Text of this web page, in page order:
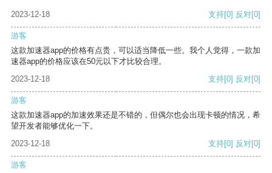
2023-12-18 支持[0] 反对[0]
游客
这款加速器app的价格有点贵，可以适当降低一些。我个人觉得，一款加
速器app的价格应该在50元以下才比较合理。
2023-12-18
支持[0] 反对[0]
游客
这款加速器app的加速效果还是不错的，但偶尔也会出现卡顿的情况，希
望开发者能够优化一下。
2023-12-18
支持[0] 反对[0]
游客